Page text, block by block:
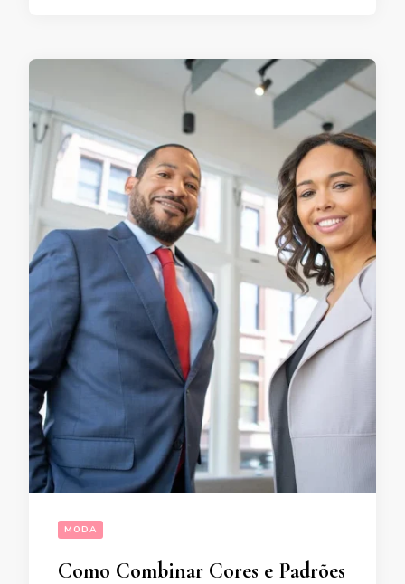
MODA
Como Combinar Cores e Padrões